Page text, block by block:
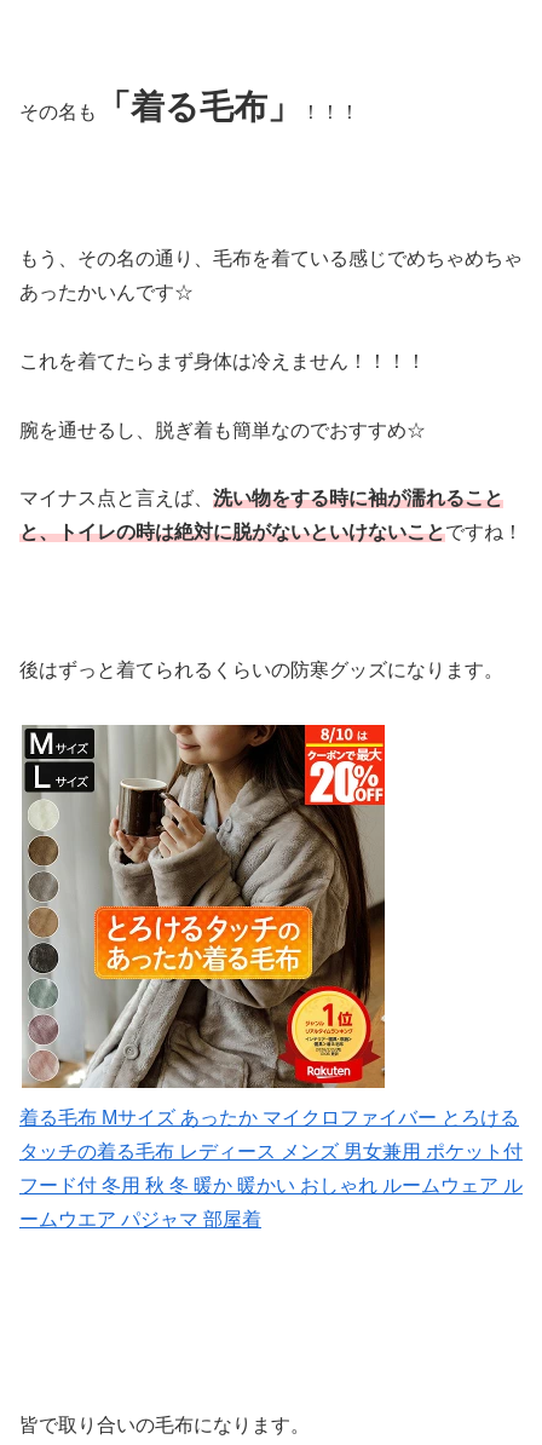
その名も 「着る毛布」 ！！！
もう、その名の通り、毛布を着ている感じでめちゃめちゃ
あったかいんです☆
これを着てたらまず身体は冷えません！！！！
腕を通せるし、脱ぎ着も簡単なのでおすすめ☆
マイナス点と言えば、 洗い物をする時に袖が濡れること
と、トイレの時は絶対に脱がないといけないことですね！
後はずっと着てられるくらいの防寒グッズになります。
着る毛布 Mサイズ あったか マイクロファイバー とろける
タッチの着る毛布 レディース メンズ 男女兼用 ポケット付
フード付 冬用 秋 冬 暖か 暖かい おしゃれ ルームウェア ル
ームウエア パジャマ 部屋着
皆で取り合いの毛布になります。